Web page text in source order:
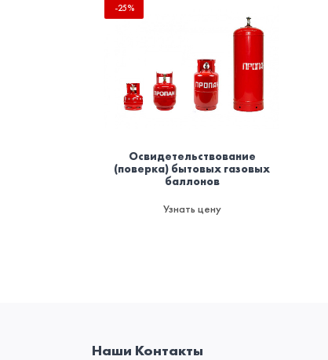
Освидетельствование
(поверка) бытовых газовых
баллонов
Узнать цену
-25%
Наши Контакты